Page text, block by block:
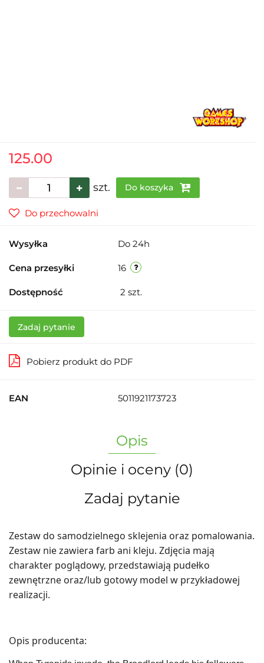
125.00
szt. Do koszyka
Do przechowalni
Wysyłka Do 24h
Cena przesyłki 16
Dostępność 2 szt.
Zadaj pytanie
Pobierz produkt do PDF
EAN 5011921173723
Opis
Opinie i oceny (0)
Zadaj pytanie
Zestaw do samodzielnego sklejenia oraz pomalowania.
Zestaw nie zawiera farb ani kleju. Zdjęcia mają
charakter poglądowy, przedstawiają pudełko
zewnętrzne oraz/lub gotowy model w przykładowej
realizacji.
Opis producenta: